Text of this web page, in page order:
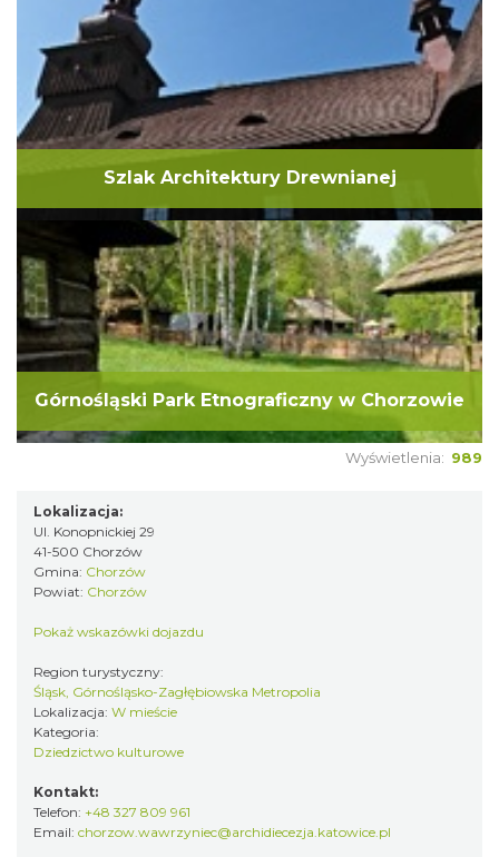
Szlak Architektury Drewnianej
Górnośląski Park Etnograficzny w Chorzowie
Wyświetlenia: 989
Lokalizacja:
Ul. Konopnickiej 29
41-500 Chorzów
Gmina: Chorzów
Powiat: Chorzów
Pokaż wskazówki dojazdu
Region turystyczny:
Śląsk, Górnośląsko-Zagłębiowska Metropolia
Lokalizacja: W mieście
Kategoria:
Dziedzictwo kulturowe
Kontakt:
Telefon: +48 327 809 961
Email: chorzow.wawrzyniec@archidiecezja.katowice.pl